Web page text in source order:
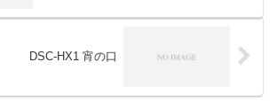
DSC-HX1 宵の口